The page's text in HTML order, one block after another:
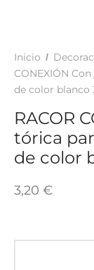
Inicio /
CONEXIÓN
de color blanco
RACOR
tórica
de color
3,20 €
TINTES Y